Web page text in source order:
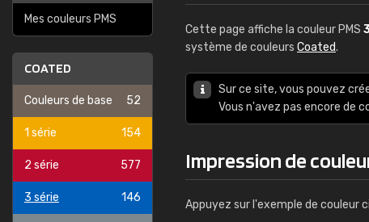
Mes couleurs PMS
COATED
Couleurs de base 52
1 série 154
2 série 577
3 série 146
Cette page affiche la couleur PMS
système de couleurs Coated.
Sur ce site, vous pouvez
Vous n'avez pas encore de
Impression de
Appuyez sur l'exemple de couleur